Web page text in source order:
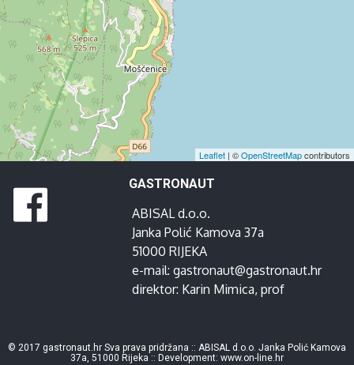
Leaflet | ©OpenStreetMapcontributors
GASTRONAUT
ABISAL d.o.o.
Janka Polić Kamova 37a
51000 RIJEKA
e-mail: gastronaut@gastronaut.hr
direktor: Karin Mimica, prof
© 2017 gastronaut.hr Sva prava pridržana :: ABISAL d.o.o. Janka Polić Kamova
37a, 51000 Rijeka :: Development: www.on-line.hr